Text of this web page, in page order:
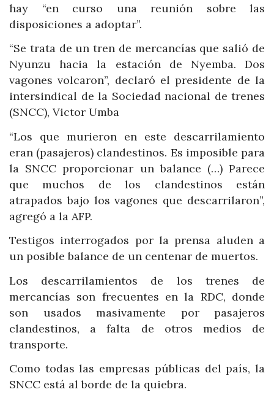
hay “en curso una reunión sobre las
disposiciones a adoptar”.
“Se trata de un tren de mercancías que salió de
Nyunzu hacia la estación de Nyemba. Dos
vagones volcaron”, declaró el presidente de la
intersindical de la Sociedad nacional de trenes
(SNCC), Victor Umba
“Los que murieron en este descarrilamiento
eran (pasajeros) clandestinos. Es imposible para
la SNCC proporcionar un balance (…) Parece
que muchos de los clandestinos están
atrapados bajo los vagones que descarrilaron”,
agregó a la AFP.
Testigos interrogados por la prensa aluden a
un posible balance de un centenar de muertos.
Los descarrilamientos de los trenes de
mercancías son frecuentes en la RDC, donde
son usados masivamente por pasajeros
clandestinos, a falta de otros medios de
transporte.
Como todas las empresas públicas del país, la
SNCC está al borde de la quiebra.